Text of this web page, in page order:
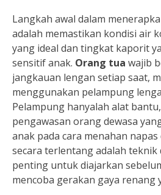
Langkah awal dalam
adalah memastikan kondisi air
yang ideal dan tingkat kaporit
sensitif anak. Orang tua wajib
jangkauan lengan setiap saat,
menggunakan pelampung
Pelampung hanyalah alat
pengawasan orang dewasa
anak pada cara menahan
secara terlentang adalah teknik
penting untuk diajarkan
mencoba gerakan gaya renang